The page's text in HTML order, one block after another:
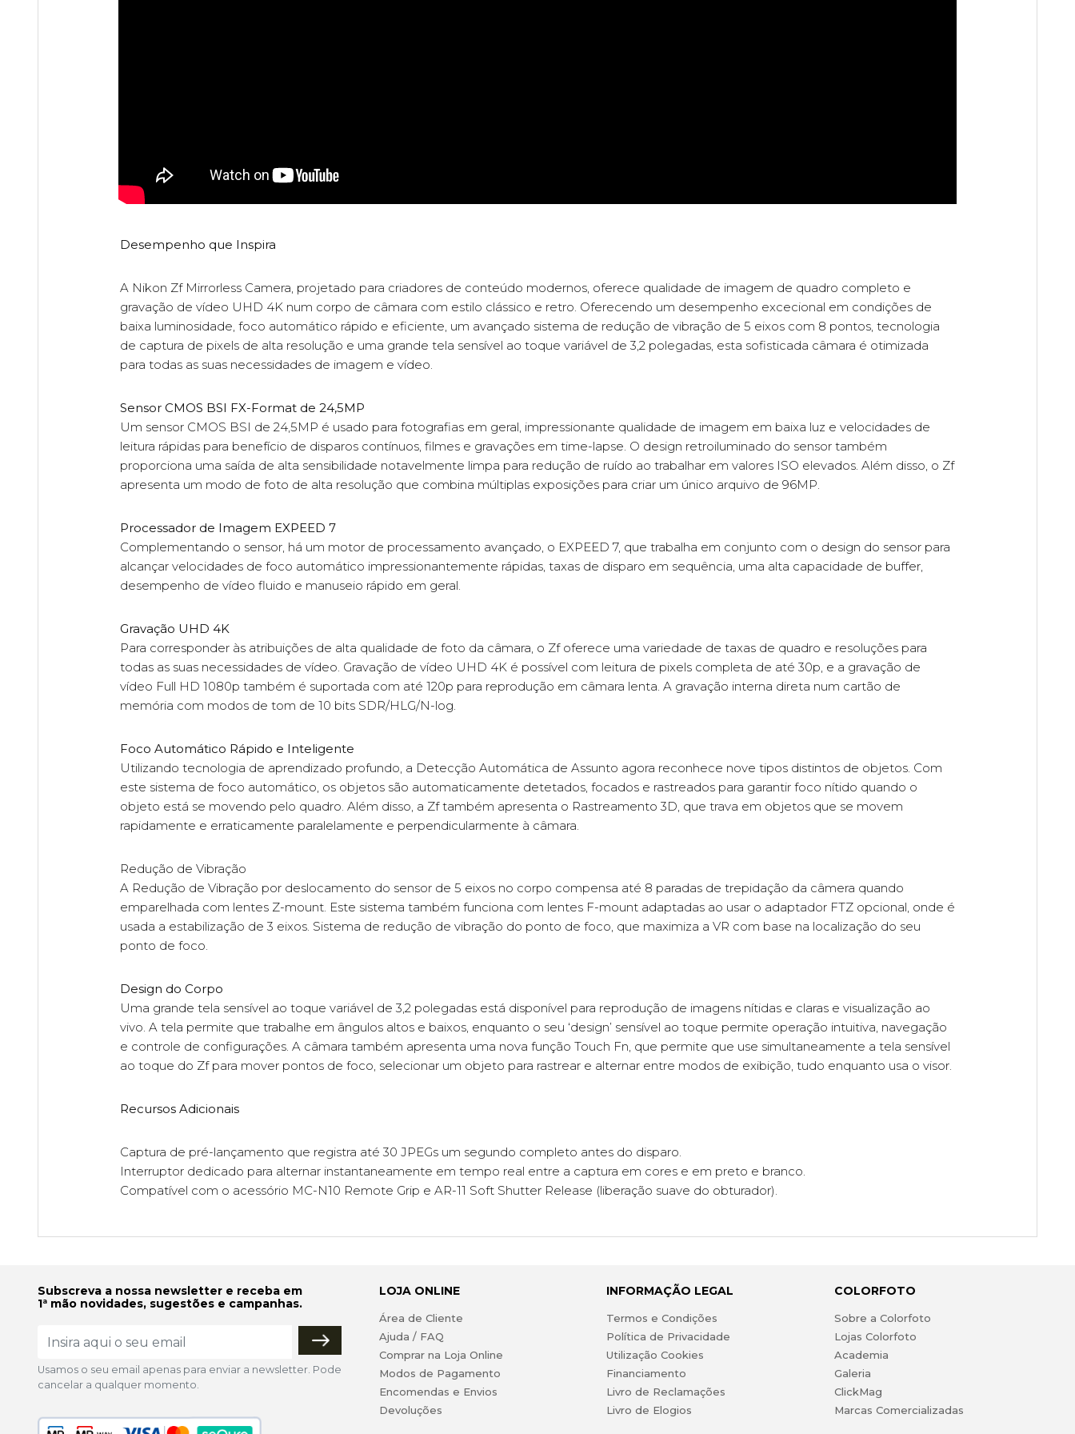
Desempenho que Inspira
A Nikon Zf Mirrorless Camera, projetado para criadores de conteúdo modernos, oferece qualidade de imagem de quadro completo e
gravação de vídeo UHD 4K num corpo de câmara com estilo clássico e retro. Oferecendo um desempenho excecional em condições de
baixa luminosidade, foco automático rápido e eficiente, um avançado sistema de redução de vibração de 5 eixos com 8 pontos, tecnologia
de captura de pixels de alta resolução e uma grande tela sensível ao toque variável de 3,2 polegadas, esta sofisticada câmara é otimizada
para todas as suas necessidades de imagem e vídeo.
Sensor CMOS BSI FX-Format de 24,5MP
Um sensor CMOS BSI de 24,5MP é usado para fotografias em geral, impressionante qualidade de imagem em baixa luz e velocidades de
leitura rápidas para benefício de disparos contínuos, filmes e gravações em time-lapse. O design retroiluminado do sensor também
proporciona uma saída de alta sensibilidade notavelmente limpa para redução de ruído ao trabalhar em valores ISO elevados. Além disso, o Zf
apresenta um modo de foto de alta resolução que combina múltiplas exposições para criar um único arquivo de 96MP.
Processador de Imagem EXPEED 7
Complementando o sensor, há um motor de processamento avançado, o EXPEED 7, que trabalha em conjunto com o design do sensor para
alcançar velocidades de foco automático impressionantemente rápidas, taxas de disparo em sequência, uma alta capacidade de buffer,
desempenho de vídeo fluido e manuseio rápido em geral.
Gravação UHD 4K
Para corresponder às atribuições de alta qualidade de foto da câmara, o Zf oferece uma variedade de taxas de quadro e resoluções para
todas as suas necessidades de vídeo. Gravação de vídeo UHD 4K é possível com leitura de pixels completa de até 30p, e a gravação de
vídeo Full HD 1080p também é suportada com até 120p para reprodução em câmara lenta. A gravação interna direta num cartão de
memória com modos de tom de 10 bits SDR/HLG/N-log.
Foco Automático Rápido e Inteligente
Utilizando tecnologia de aprendizado profundo, a Detecção Automática de Assunto agora reconhece nove tipos distintos de objetos. Com
este sistema de foco automático, os objetos são automaticamente detetados, focados e rastreados para garantir foco nítido quando o
objeto está se movendo pelo quadro. Além disso, a Zf também apresenta o Rastreamento 3D, que trava em objetos que se movem
rapidamente e erraticamente paralelamente e perpendicularmente à câmara.
Redução de Vibração
A Redução de Vibração por deslocamento do sensor de 5 eixos no corpo compensa até 8 paradas de trepidação da câmera quando
emparelhada com lentes Z-mount. Este sistema também funciona com lentes F-mount adaptadas ao usar o adaptador FTZ opcional, onde é
usada a estabilização de 3 eixos. Sistema de redução de vibração do ponto de foco, que maximiza a VR com base na localização do seu
ponto de foco.
Design do Corpo
Uma grande tela sensível ao toque variável de 3,2 polegadas está disponível para reprodução de imagens nítidas e claras e visualização ao
vivo. A tela permite que trabalhe em ângulos altos e baixos, enquanto o seu ‘design’ sensível ao toque permite operação intuitiva, navegação
e controle de configurações. A câmara também apresenta uma nova função Touch Fn, que permite que use simultaneamente a tela sensível
ao toque do Zf para mover pontos de foco, selecionar um objeto para rastrear e alternar entre modos de exibição, tudo enquanto usa o visor.
Recursos Adicionais
Captura de pré-lançamento que registra até 30 JPEGs um segundo completo antes do disparo.
Interruptor dedicado para alternar instantaneamente em tempo real entre a captura em cores e em preto e branco.
Compatível com o acessório MC-N10 Remote Grip e AR-11 Soft Shutter Release (liberação suave do obturador).
Subscreva a nossa newsletter e receba em
1ª mão novidades, sugestões e campanhas.
Usamos o seu email apenas para enviar a newsletter. Pode
cancelar a qualquer momento.
LOJA ONLINE
Área de Cliente
Ajuda / FAQ
Comprar na Loja Online
Modos de Pagamento
Encomendas e Envios
Devoluções
INFORMAÇÃO LEGAL
Termos e Condições
Política de Privacidade
Utilização Cookies
Financiamento
Livro de Reclamações
Livro de Elogios
COLORFOTO
Sobre a Colorfoto
Lojas Colorfoto
Academia
Galeria
ClickMag
Marcas Comercializadas